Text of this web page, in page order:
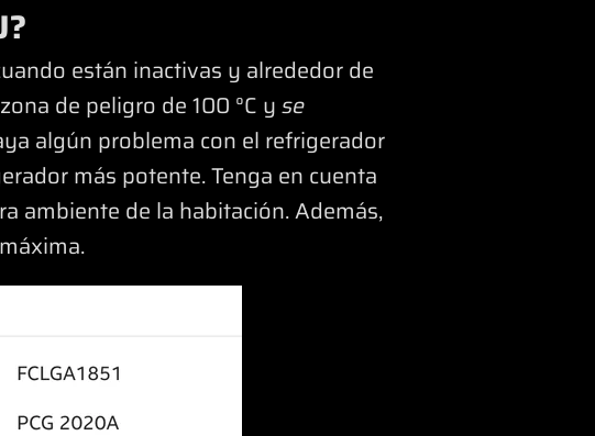
están inactivas y alrededor de
de peligro de 100 °C yse
algún problema con el refrigerador
más potente. Tenga en cuenta
ambiente de la habitación. Además,